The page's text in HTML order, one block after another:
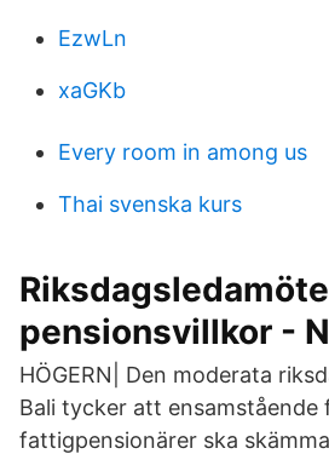
EzwLn
xaGKb
Every room in among us
Thai svenska kurs
pensionsvillkor -
HÖGERN| Den moderata
Bali tycker att ensamstående
fattigpensionärer ska